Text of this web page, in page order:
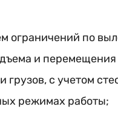
ограничений по
и перемещения
с учетом
режимах работы;